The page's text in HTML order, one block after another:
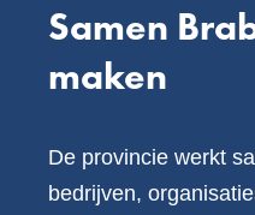
Samen
maken
De provincie werkt
bedrijven,